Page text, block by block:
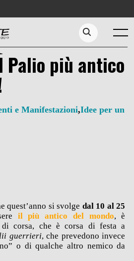
Menu
Search...
Palio più antico
e Manifestazioni,Idee per un
quest’anno si svolge dal 10 al 25
il più antico del mondo, è
corsa, che è corsa di festa a
guerrieri, che prevedono invece
o di qualche altro nemico da